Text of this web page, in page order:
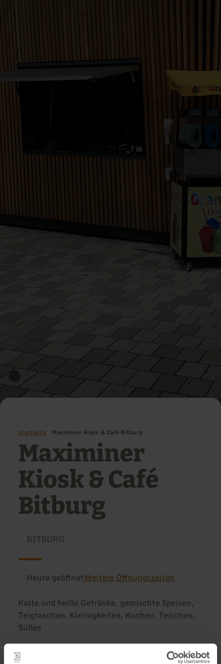
Startseite Maximiner Kiosk & Café Bitburg
Maximiner
Kiosk & Café
Bitburg
BITBURG
Heute geöffnetWeitere Öffnungszeiten
Kalte und heiße Getränke, gemischte Speisen,
Teigtaschen, Kleinigkeiten, Kuchen, Teilchen,
Süßes